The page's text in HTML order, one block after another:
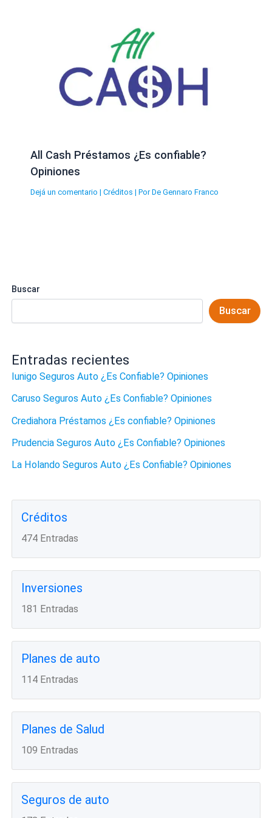
All Cash Préstamos ¿Es confiable?
Opiniones
Dejá un comentario | Créditos | Por De Gennaro Franco
Buscar
Buscar
Entradas recientes
Iunigo Seguros Auto ¿Es Confiable? Opiniones
Caruso Seguros Auto ¿Es Confiable? Opiniones
Crediahora Préstamos ¿Es confiable? Opiniones
Prudencia Seguros Auto ¿Es Confiable? Opiniones
La Holando Seguros Auto ¿Es Confiable? Opiniones
Créditos
474 Entradas
Inversiones
181 Entradas
Planes de auto
114 Entradas
Planes de Salud
109 Entradas
Seguros de auto